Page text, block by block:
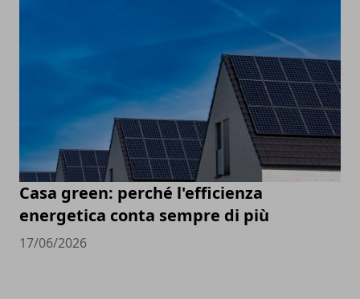
Casa green: perché l'efficienza
energetica conta sempre di più
17/06/2026